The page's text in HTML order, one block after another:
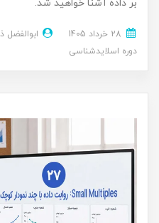
بر داده آشنا خواهید شد.
ابوالفضل
دوره اسلایدشناسی